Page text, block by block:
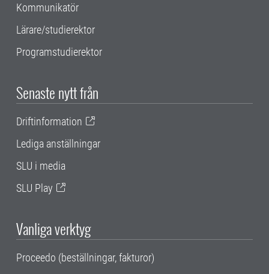
Kommunikatör
Lärare/studierektor
Programstudierektor
Senaste nytt från
Driftinformation
Lediga anställningar
SLU i media
SLU Play
Vanliga verktyg
Proceedo (beställningar, fakturor)